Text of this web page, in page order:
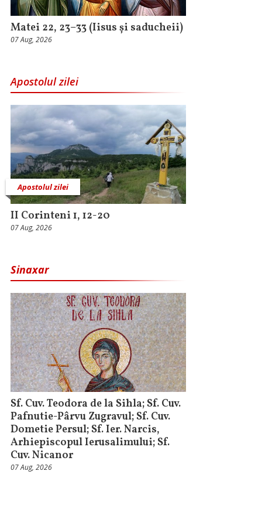
Matei 22, 23–33 (Iisus și saducheii)
07 Aug, 2026
Apostolul zilei
Apostolul zilei
II Corinteni 1, 12-20
07 Aug, 2026
Sinaxar
Sf. Cuv. Teodora de la Sihla; Sf. Cuv.
Pafnutie-Pârvu Zugravul; Sf. Cuv.
Dometie Persul; Sf. Ier. Narcis,
Arhiepiscopul Ierusalimului; Sf.
Cuv. Nicanor
07 Aug, 2026